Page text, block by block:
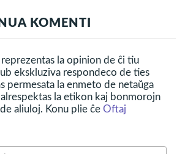
la 17an de novembro 2012,
Chico Periotto.
(Kunordiganto ĉe la Spirita Mondo
de la Lumspiritoj):
balzamo de la
KOMENTI
la opinion de ĉi tiu
ekskluziva respondeco de ties
permesata la enmeto de netaŭga
la etikon kaj bonmorojn
aliuloj. Konu plie ĉe Oftaj